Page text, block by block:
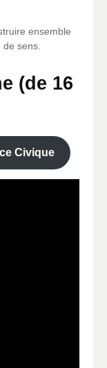
ensemble
sens.
(de 16
Civique